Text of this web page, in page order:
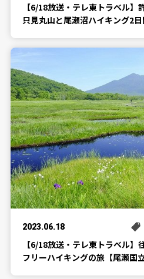
【6/18放送・テレ東トラベル
只見丸山と尾瀬沼ハイキング2日
2023.06.18
【6/18放送・テレ東トラベル
フリーハイキングの旅【尾瀬国立